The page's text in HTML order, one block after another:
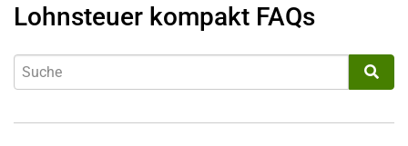
Lohnsteuer kompakt FAQs